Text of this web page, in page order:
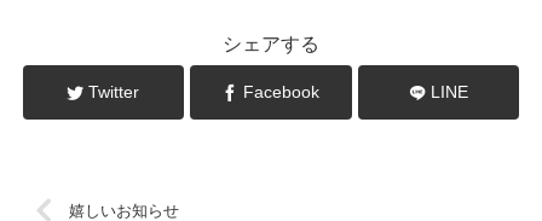
シェアする
Twitter Facebook LINE
嬉しいお知らせ